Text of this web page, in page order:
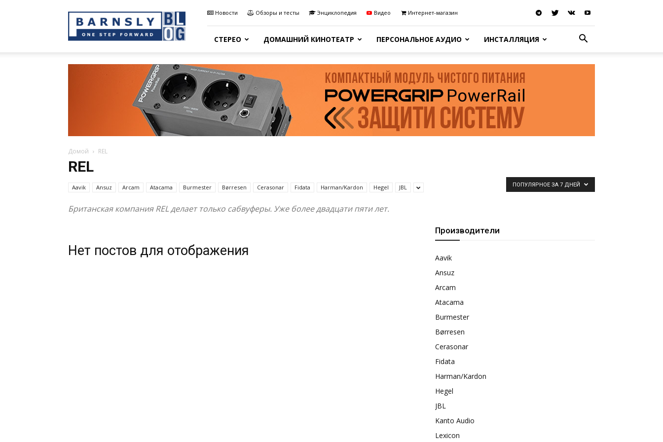
Sound
Blog
Новости Обзоры и тесты Энциклопедия Видео Интернет-магазин
СТЕРЕО ДОМАШНИЙ КИНОТЕАТР ПЕРСОНАЛЬНОЕ АУДИО ИНСТАЛЛЯЦИЯ
Домой REL
REL
Aavik Ansuz Arcam Atacama Burmester Børresen Cerasonar Fidata Harman/Kardon Hegel JBL
Британская компания REL делает только сабвуферы. Уже более двадцати пяти лет.
ПОПУЛЯРНОЕ ЗА 7 ДНЕЙ
Нет постов для отображения
Производители
Aavik
Ansuz
Arcam
Atacama
Burmester
Børresen
Cerasonar
Fidata
Harman/Kardon
Hegel
JBL
Kanto Audio
Lexicon